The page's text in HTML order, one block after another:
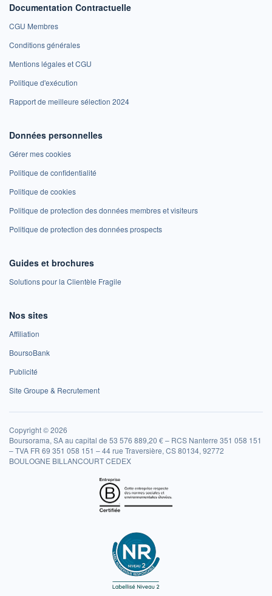
Documentation Contractuelle
CGU Membres
Conditions générales
Mentions légales et CGU
Politique d'exécution
Rapport de meilleure sélection 2024
Données personnelles
Gérer mes cookies
Politique de confidentialité
Politique de cookies
Politique de protection des données membres et visiteurs
Politique de protection des données prospects
Guides et brochures
Solutions pour la Clientèle Fragile
Nos sites
Affiliation
BoursoBank
Publicité
Site Groupe & Recrutement
Copyright © 2026
Boursorama, SA au capital de 53 576 889,20 € – RCS Nanterre 351 058 151
– TVA FR 69 351 058 151 – 44 rue Traversière, CS 80134, 92772
BOULOGNE BILLANCOURT CEDEX